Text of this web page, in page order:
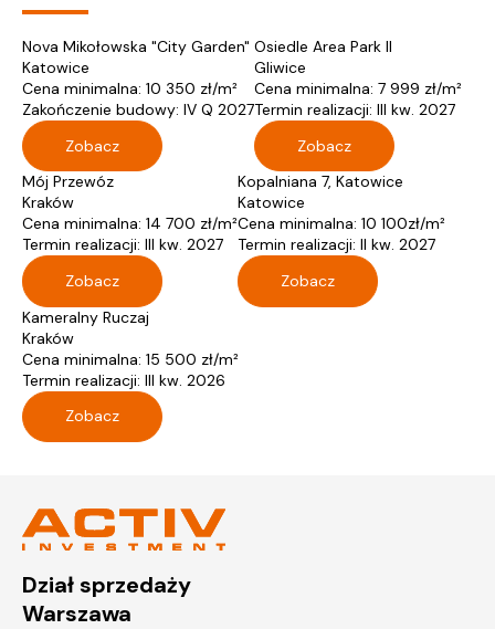
Nova Mikołowska "City Garden"
Katowice
Cena minimalna: 10 350 zł/m²
Zakończenie budowy: IV Q 2027
Zobacz
Osiedle Area Park II
Gliwice
Cena minimalna: 7 999 zł/m²
Termin realizacji: III kw. 2027
Zobacz
Mój Przewóz
Kraków
Cena minimalna: 14 700 zł/m²
Termin realizacji: III kw. 2027
Zobacz
Kopalniana 7, Katowice
Katowice
Cena minimalna: 10 100zł/m²
Termin realizacji: II kw. 2027
Zobacz
Kameralny Ruczaj
Kraków
Cena minimalna: 15 500 zł/m²
Termin realizacji: III kw. 2026
Zobacz
Dział sprzedaży
Warszawa